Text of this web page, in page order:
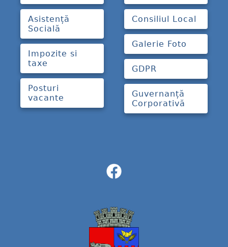
Asistență
Socială
Impozite si
taxe
Posturi
vacante
Consiliul Local
Galerie Foto
GDPR
Guvernanță
Corporativă